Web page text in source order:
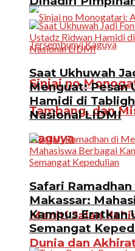
Sinjai no
Tambang, dan
Kaguya
Meniti Jalan
Dunia dan
Saat Ukhuwah
Menguat: Pesan
Hamidi di
Nasional LIDMI
Safari
Makassar:
Kampus Eratkan
Semangat